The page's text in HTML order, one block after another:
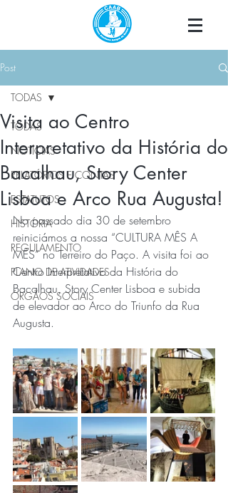
Post
TODAS
NOTÍCIAS
RELATÓRIOS E CONTAS
ESTATUTOS
HISTÓRIA
REGULAMENTO
PLANO DE ATIVIDADES
ÓRGÃOS SOCIAIS
TODAS
Visita ao Centro
Interpretativo da História do
Bacalhau, Story Center
Lisboa e Arco Rua Augusta!
No passado dia 30 de setembro
reiniciámos a nossa “CULTURA MÊS A
MÊS” no Terreiro do Paço. A visita foi ao
Centro Interpretativo da História do
Bacalhau, Story Center Lisboa e subida
de elevador ao Arco do Triunfo da Rua
Augusta.